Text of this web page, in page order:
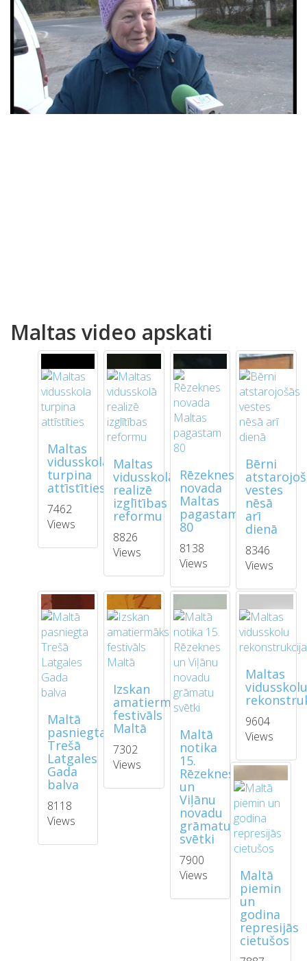
Maltas video apskati
Maltas
vidusskola
turpina
attīstīties
7462
Views
Maltas
vidusskolā
realizē
izglītības
reformu
8826
Views
Rēzeknes
novada
Maltas
pagastam
80
8138
Views
Bērni
vestes
nēsā
arī
dienā
8346
Views
Maltā
pasniegta
Trešā
Latgales
Gada
balva
8118
Views
Izskan
amatiermākslas
festivāls
Maltā
7302
Views
Maltā
notika
15.
Rēzeknes
un
Viļānu
novadu
grāmatu
svētki
7900
Views
Maltas
9604
Views
Maltā
piemin
un
godina
represijās
cietušos